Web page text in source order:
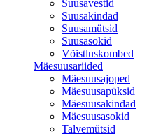
Suusavestid
Suusakindad
Suusamütsid
Suusasokid
Võistluskombed
Mäesuusariided
Mäesuusajoped
Mäesuusapüksid
Mäesuusakindad
Mäesuusasokid
Talvemütsid